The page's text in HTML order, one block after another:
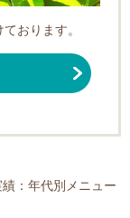
おります。
：年代別メニュー